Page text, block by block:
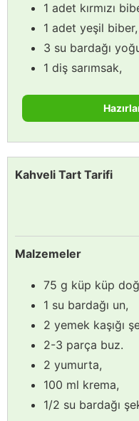
1 adet kırmızı
1 adet yeşil biber,
3 su bardağı
1 diş sarımsak,
Kahveli Tart Tarifi
Malzemeler
75 g küp küp
1 su bardağı un,
2 yemek kaşığı
2-3 parça buz.
2 yumurta,
100 ml krema,
1/2 su bardağı